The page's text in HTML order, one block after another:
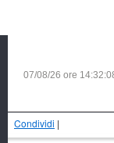
07/08/26 ore
Condividi |